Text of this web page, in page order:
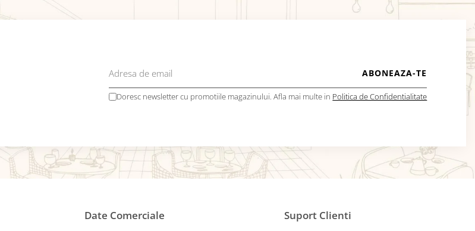
Doresc newsletter cu promotiile magazinului. Afla mai multe in Politica de Confidentialitate
Date Comerciale Suport Clienti